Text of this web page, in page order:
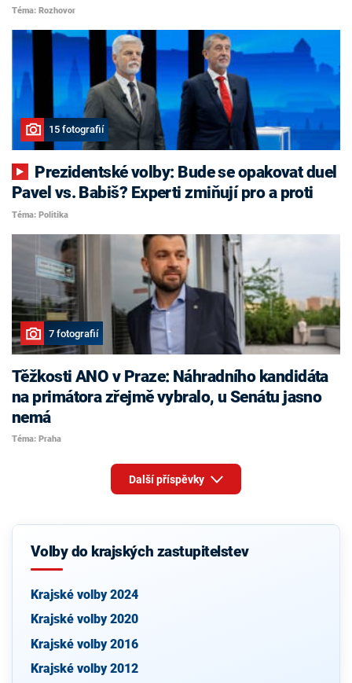
Téma: Rozhovor
15 fotografií
Pavel vs. Babiš? Experti zmiňují pro a proti
Téma: Politika
7 fotografií
Těžkosti ANO v Praze: Náhradního kandidáta
na primátora zřejmě vybralo, u Senátu jasno
nemá
Téma: Praha
Další příspěvky
Volby do krajských zastupitelstev
Krajské volby 2024
Krajské volby 2020
Krajské volby 2016
Krajské volby 2012